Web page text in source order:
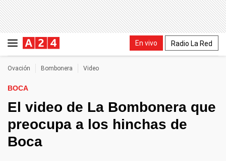
En vivo Radio La Red
Ovación Bombonera Video
BOCA
El video de La Bombonera que
preocupa a los hinchas de
Boca